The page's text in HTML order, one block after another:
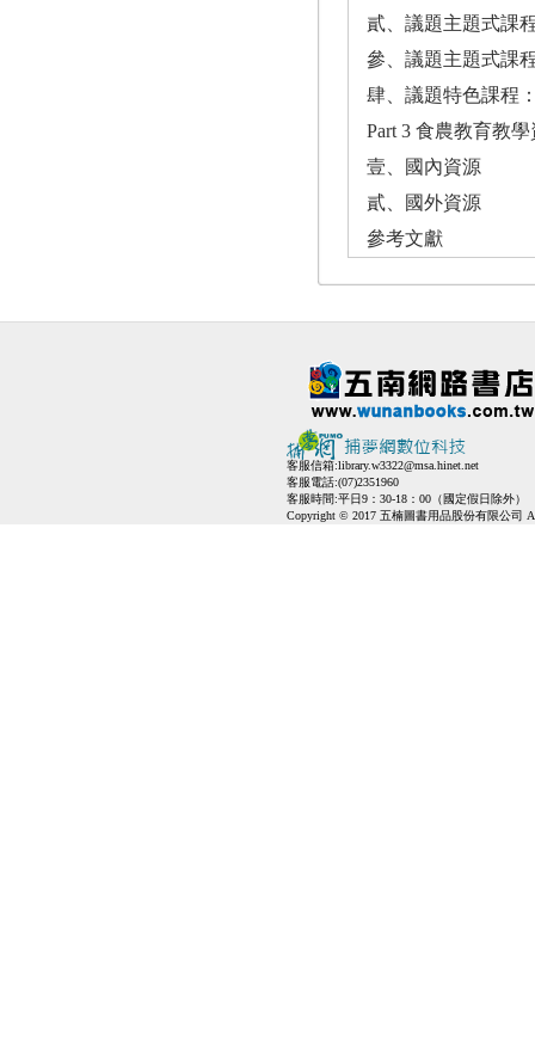
貳、議題主題式課
參、議題主題式課
肆、議題特色課程
Part 3 食農教育教
壹、國內資源
貳、國外資源
參考文獻
客服信箱:library.w3322@msa.hinet.net
客服電話:(07)2351960
客服時間:平日9：30-18：00（國定假日除外）
Copyright © 2017 五楠圖書用品股份有限公司